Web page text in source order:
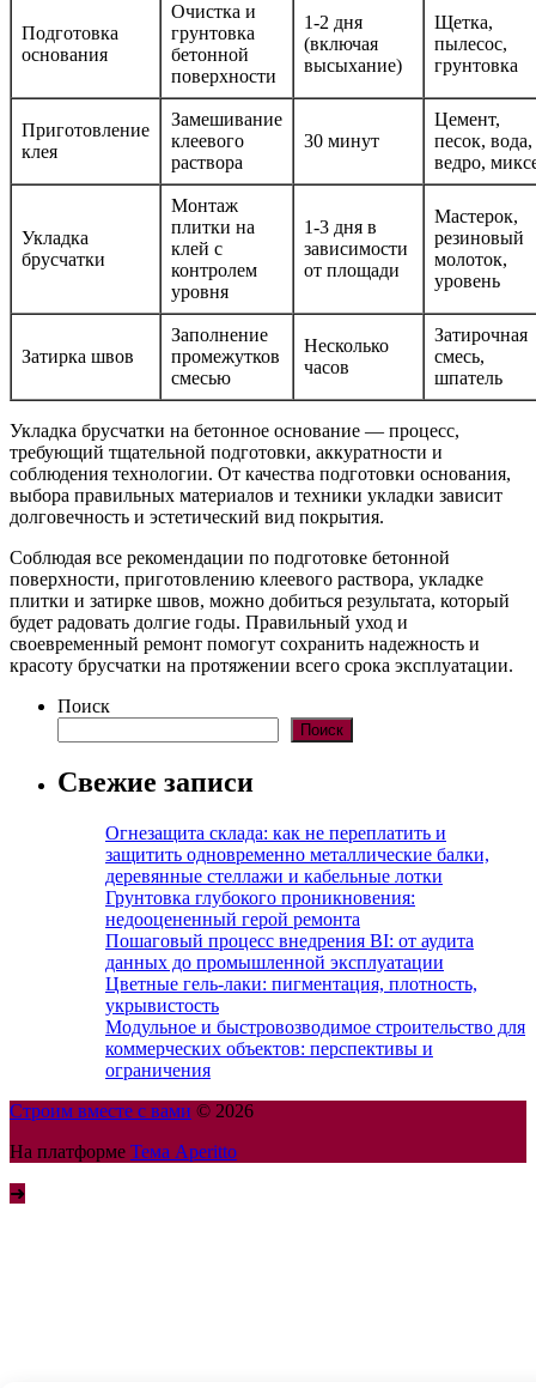
Подготовка
основания
Очистка и
грунтовка
бетонной
поверхности
1-2 дня
(включая
высыхание)
Щетка,
пылесос,
грунтовка
Приготовление
клея
Замешивание
клеевого
раствора
30 минут
Цемент,
песок, вода,
ведро,
Укладка
брусчатки
Монтаж
плитки на
клей с
контролем
уровня
1-3 дня в
зависимости
от площади
Мастерок,
резиновый
молоток,
уровень
Затирка швов
Заполнение
промежутков
смесью
Несколько
часов
Затирочная
смесь,
шпатель
Укладка брусчатки на бетонное основание — процесс,
требующий тщательной подготовки, аккуратности и
соблюдения технологии. От качества подготовки основания,
выбора правильных материалов и техники укладки зависит
долговечность и эстетический вид покрытия.
Соблюдая все рекомендации по подготовке бетонной
поверхности, приготовлению клеевого раствора, укладке
плитки и затирке швов, можно добиться результата, который
будет радовать долгие годы. Правильный уход и
своевременный ремонт помогут сохранить надежность и
красоту брусчатки на протяжении всего срока эксплуатации.
Поиск
Поиск
Свежие записи
Огнезащита склада: как не переплатить и
защитить одновременно металлические балки,
деревянные стеллажи и кабельные лотки
Грунтовка глубокого проникновения:
недооцененный герой ремонта
Пошаговый процесс внедрения BI: от аудита
данных до промышленной эксплуатации
Цветные гель-лаки: пигментация, плотность,
укрывистость
Модульное и быстровозводимое строительство для
коммерческих объектов: перспективы и
ограничения
Строим вместе с вами © 2026
На платформе Тема Aperitto
➜